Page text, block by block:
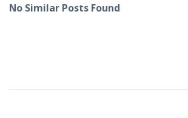
No Similar Posts Found